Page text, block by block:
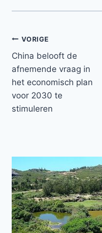
Bericht
navigatie
VORIGE
China belooft de
afnemende vraag in
het economisch plan
voor 2030 te
stimuleren